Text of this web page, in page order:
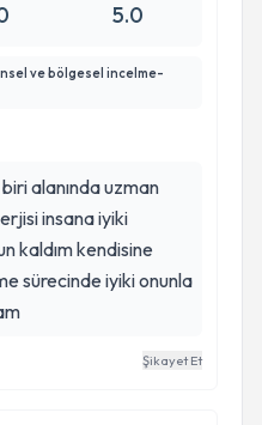
5.0
ve bölgesel incelme-
sürecinde iyiki onunla
Şikayet Et